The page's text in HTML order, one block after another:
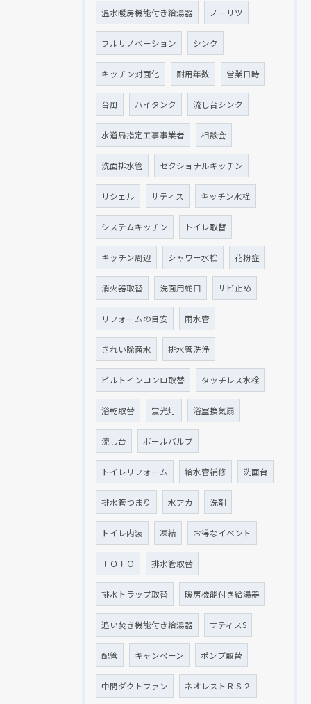
温水暖房機能付き給湯器 ノーリツ
フルリノベーション シンク
キッチン対面化 耐用年数 営業日時
台風 ハイタンク 流し台シンク
水道局指定工事事業者 相談会
洗面排水管 セクショナルキッチン
リシェル サティス キッチン水栓
システムキッチン トイレ取替
キッチン周辺 シャワー水栓 花粉症
消火器取替 洗面用蛇口 サビ止め
リフォームの目安 雨水管
きれい除菌水 排水管洗浄
ビルトインコンロ取替 タッチレス水栓
浴乾取替 蛍光灯 浴室換気扇
流し台 ボールバルブ
トイレリフォーム 給水管補修 洗面台
排水管つまり 水アカ 洗剤
トイレ内装 凍結 お得なイベント
ＴＯＴＯ 排水管取替
排水トラップ取替 暖房機能付き給湯器
追い焚き機能付き給湯器 サティスS
配管 キャンペーン ポンプ取替
中間ダクトファン ネオレストＲＳ２